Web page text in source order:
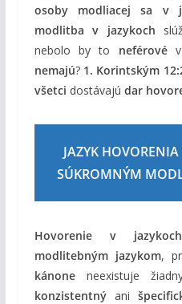
osoby modliacej sa v
modlitba v jazykoch
nebolo by to neférové
nemajú? 1. Korintským
všetci dostávajú dar
JAZYK HOVORENIA
SÚKROMNÝM
Hovorenie v jazykoch
modlitebným jazykom,
kánoneneexistuje
konzistentnýani